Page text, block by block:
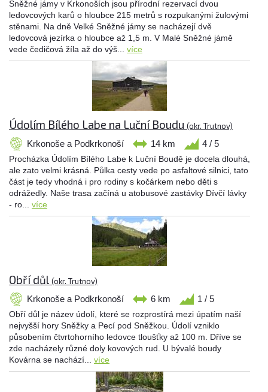
Sněžné jámy v Krkonoších jsou přírodní rezervací dvou
ledovcových karů o hloubce 215 metrů s rozpukanými žulovými
stěnami. Na dně Velké Sněžné jámy se nacházejí dvě
ledovcová jezírka o hloubce až 1,5 m. V Malé Sněžné jámě
vede čedičová žíla až do výš... více
Údolím Bílého Labe na Luční Boudu (okr. Trutnov)
Krkonoše a Podkrkonoší 14 km 4 / 5
Procházka Údolím Bílého Labe k Luční Boudě je docela dlouhá,
ale zato velmi krásná. Půlka cesty vede po asfaltové silnici, tato
část je tedy vhodná i pro rodiny s kočárkem nebo děti s
odrážedly. Naše trasa začíná u atobusové zastávky Dívčí lávky
- ro... více
Obří důl (okr. Trutnov)
Krkonoše a Podkrkonoší 6 km 1 / 5
Obří důl je název údolí, které se rozprostírá mezi úpatím naší
nejvyšší hory Sněžky a Pecí pod Sněžkou. Údolí vzniklo
působením čtvrtohorního ledovce tloušťky až 100 m. Dříve se
zde nacházely různé doly kovových rud. U bývalé boudy
Kovárna se nachází... více